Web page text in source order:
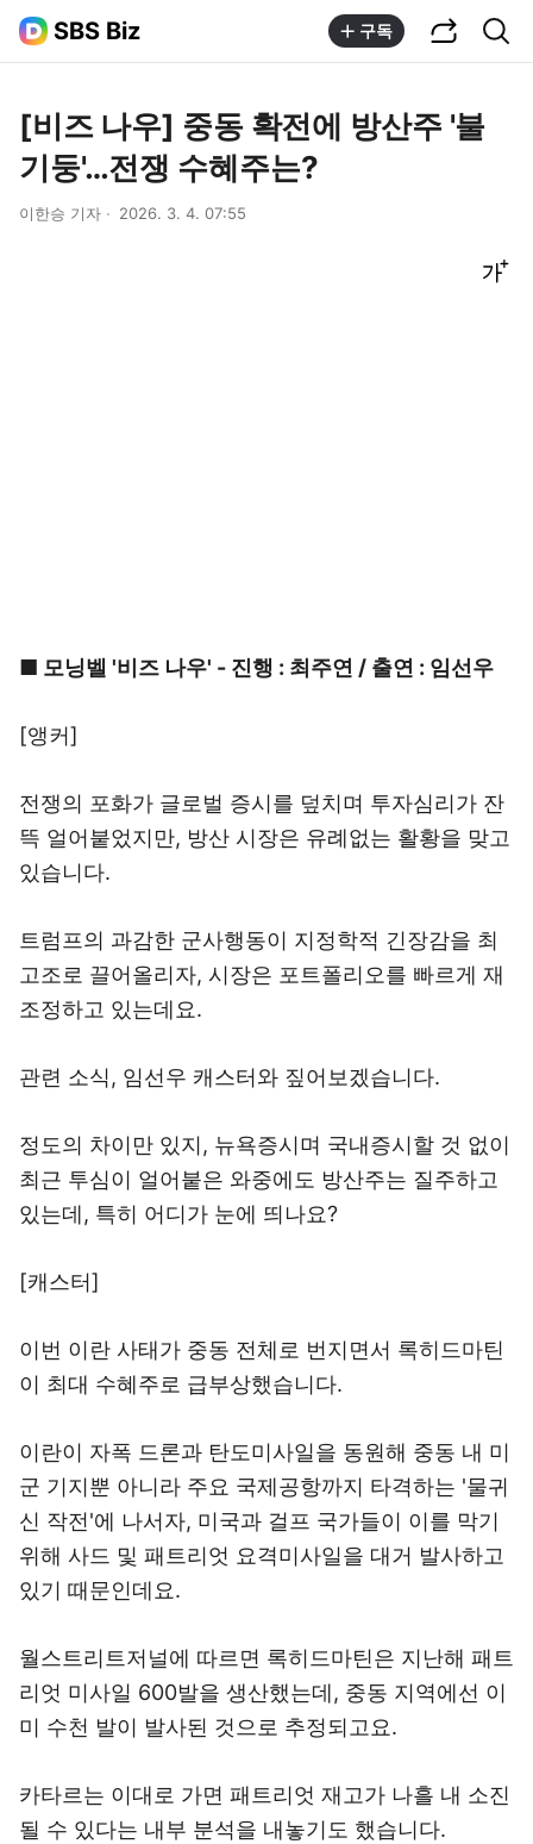
SBS Biz 구독
[비즈 나우] 중동 확전에 방산주 '불
기둥'…전쟁 수혜주는?
이한승 기자 2026. 3. 4. 07:55
■ 모닝벨 '비즈 나우' - 진행 : 최주연 / 출연 : 임선우
[앵커]
전쟁의 포화가 글로벌 증시를 덮치며 투자심리가 잔
뜩 얼어붙었지만, 방산 시장은 유례없는 활황을 맞고
있습니다.
트럼프의 과감한 군사행동이 지정학적 긴장감을 최
고조로 끌어올리자, 시장은 포트폴리오를 빠르게 재
조정하고 있는데요.
관련 소식, 임선우 캐스터와 짚어보겠습니다.
정도의 차이만 있지, 뉴욕증시며 국내증시할 것 없이
최근 투심이 얼어붙은 와중에도 방산주는 질주하고
있는데, 특히 어디가 눈에 띄나요?
[캐스터]
이번 이란 사태가 중동 전체로 번지면서 록히드마틴
이 최대 수혜주로 급부상했습니다.
이란이 자폭 드론과 탄도미사일을 동원해 중동 내 미
군 기지뿐 아니라 주요 국제공항까지 타격하는 '물귀
신 작전'에 나서자, 미국과 걸프 국가들이 이를 막기
위해 사드 및 패트리엇 요격미사일을 대거 발사하고
있기 때문인데요.
월스트리트저널에 따르면 록히드마틴은 지난해 패트
리엇 미사일 600발을 생산했는데, 중동 지역에선 이
미 수천 발이 발사된 것으로 추정되고요.
카타르는 이대로 가면 패트리엇 재고가 나흘 내 소진
될 수 있다는 내부 분석을 내놓기도 했습니다.